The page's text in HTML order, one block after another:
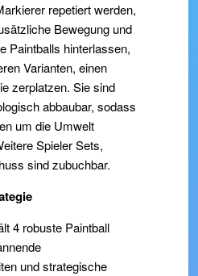
repetiert werden,
Bewegung und
Paintballs hinterlassen,
Varianten, einen
zerplatzen. Sie sind
abbaubar, sodass
um die Umwelt
Spieler Sets,
sind zubuchbar.
4 robuste Paintball
und strategische